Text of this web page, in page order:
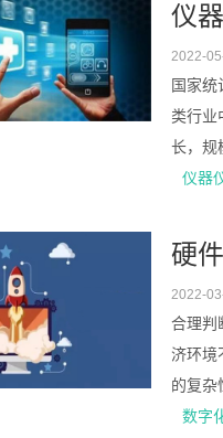
仪
2022-
国家
类行业
长，规
仪器
硬
2022-
合理判
济环境
的复杂
数字